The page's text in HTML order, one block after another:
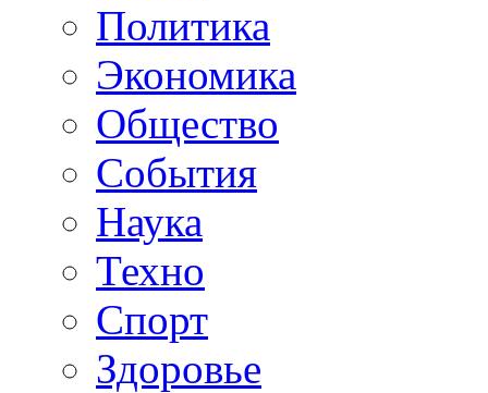
Политика
Экономика
Общество
События
Наука
Техно
Спорт
Здоровье